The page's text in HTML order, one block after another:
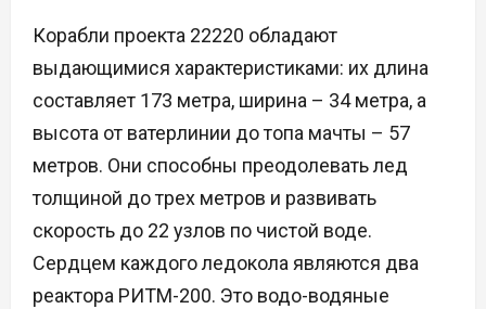
Корабли проекта 22220 обладают
выдающимися характеристиками: их длина
составляет 173 метра, ширина – 34 метра, а
высота от ватерлинии до топа мачты – 57
метров. Они способны преодолевать лед
толщиной до трех метров и развивать
скорость до 22 узлов по чистой воде.
Сердцем каждого ледокола являются два
реактора РИТМ-200. Это водо-водяные